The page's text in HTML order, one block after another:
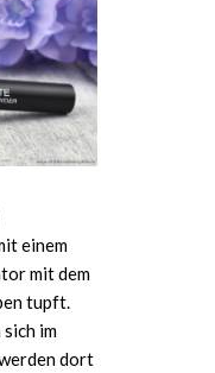
einem
mit dem
tupft.
im
dort